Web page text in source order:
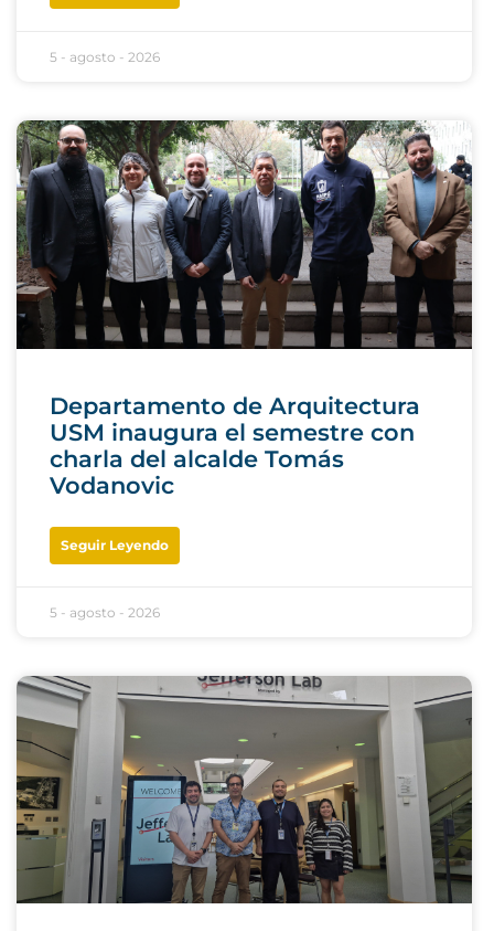
5 - agosto - 2026
Departamento de Arquitectura
USM inaugura el semestre con
charla del alcalde Tomás
Vodanovic
Seguir Leyendo
5 - agosto - 2026